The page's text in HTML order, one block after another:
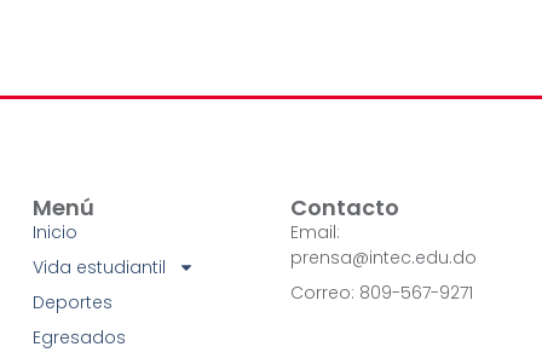
Menú
Inicio
Vida estudiantil
Deportes
Egresados
Contacto
Email:
prensa@intec.edu.do
Correo: 809-567-9271